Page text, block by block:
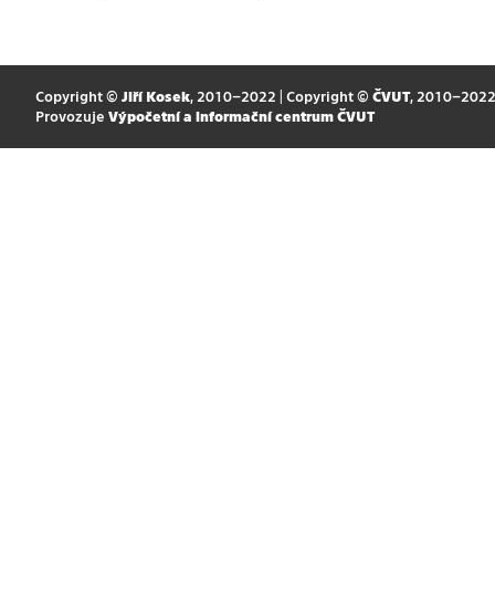
Copyright © Jiří Kosek, 2010–2022 | Copyright © ČVUT, 2010–2022
Provozuje Výpočetní a informační centrum ČVUT